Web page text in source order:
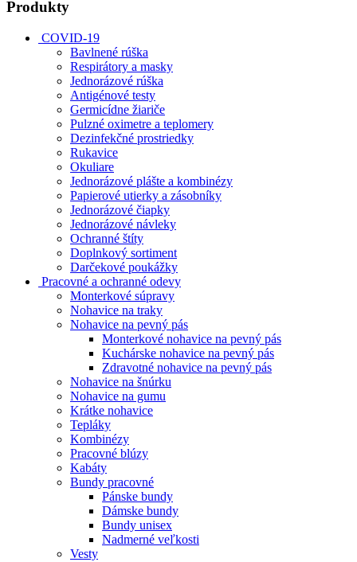
Produkty
COVID-19
Bavlnené rúška
Respirátory a masky
Jednorázové rúška
Antigénové testy
Germicídne žiariče
Pulzné oximetre a teplomery
Dezinfekčné prostriedky
Rukavice
Okuliare
Jednorázové plášte a kombinézy
Papierové utierky a zásobníky
Jednorázové čiapky
Jednorázové návleky
Ochranné štíty
Doplnkový sortiment
Darčekové poukážky
Pracovné a ochranné odevy
Monterkové súpravy
Nohavice na traky
Nohavice na pevný pás
Monterkové nohavice na pevný pás
Kuchárske nohavice na pevný pás
Zdravotné nohavice na pevný pás
Nohavice na šnúrku
Nohavice na gumu
Krátke nohavice
Tepláky
Kombinézy
Pracovné blúzy
Kabáty
Bundy pracovné
Pánske bundy
Dámske bundy
Bundy unisex
Nadmerné veľkosti
Vesty